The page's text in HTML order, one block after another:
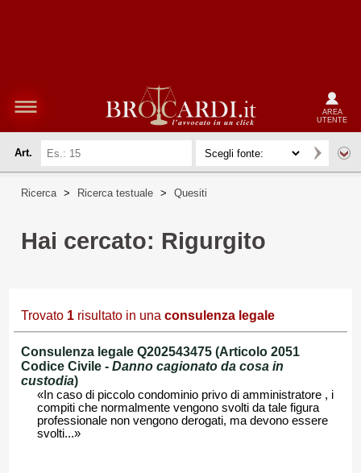
AREA
UTENTE
Art.
Ricerca > Ricerca testuale > Quesiti
Hai cercato: Rigurgito
Trovato 1 risultato in una consulenza legale
Consulenza legale Q202543475 (Articolo 2051
Codice Civile - Danno cagionato da cosa in
custodia)
«In caso di piccolo condominio privo di amministratore , i
compiti che normalmente vengono svolti da tale figura
professionale non vengono derogati, ma devono essere
svolti...»